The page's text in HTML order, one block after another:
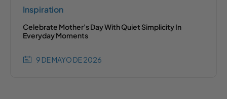
Inspiration
Celebrate Mother's Day With Quiet Simplicity In
Everyday Moments
9 DE MAYO DE 2026